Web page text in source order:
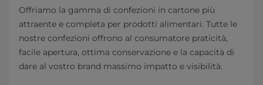
Offriamo la gamma di confezioni in cartone più
attraente e completa per prodotti alimentari. Tutte le
nostre confezioni offrono al consumatore praticità,
facile apertura, ottima conservazione e la capacità di
dare al vostro brand massimo impatto e visibilità.